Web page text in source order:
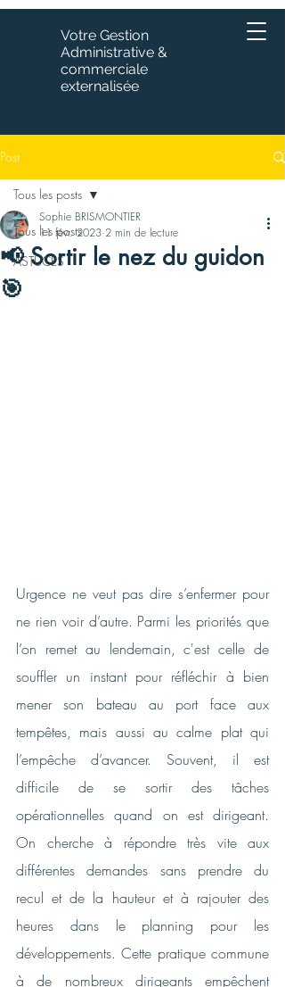
Votre Gestion
Administrative &
commerciale
externalisée
Post
Tous les posts
ASTUCES
Tous les posts
📢 Sortir le nez du guidon
🎯
Sophie BRISMONTIER
11 févr. 2023 2 min de lecture
Urgence ne veut pas dire s’enfermer pour
ne rien voir d’autre. Parmi les priorités que
l’on remet au lendemain, c'est celle de
souffler un instant pour réfléchir à bien
mener son bateau au port face aux
tempêtes, mais aussi au calme plat qui
l’empêche d’avancer. Souvent, il est
difficile de se sortir des tâches
opérationnelles quand on est dirigeant.
On cherche à répondre très vite aux
différentes demandes sans prendre du
recul et de la hauteur et à rajouter des
heures dans le planning pour les
développements. Cette pratique commune
à de nombreux dirigeants empêchent